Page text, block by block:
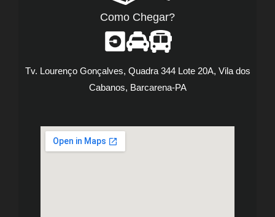
Como Chegar?
Tv. Lourenço Gonçalves, Quadra 344 Lote 20A, Vila dos
Cabanos, Barcarena-PA